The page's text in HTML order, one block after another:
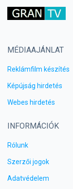
MÉDIAAJÁNLAT
Reklámfilm készítés
Képújság hirdetés
Webes hirdetés
INFORMÁCIÓK
Rólunk
Szerzői jogok
Adatvédelem